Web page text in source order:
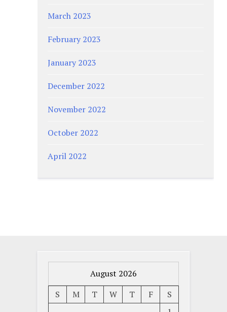
March 2023
February 2023
January 2023
December 2022
November 2022
October 2022
April 2022
August 2026
S
M T W T F
S